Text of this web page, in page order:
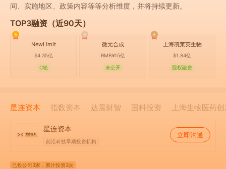
间、实施地区、政策内容等等分析维度，并将持续更新。
TOP3融资（近90天）
NewLimit
$4.35亿
C轮
微元合成
RMB¥15亿
未公开
上海凯莱英生物
$1.84亿
股权融资
星连资本 指数资本 达晨财智 国科投资 上海生物医药
星连资本
前沿科技早期投资机构
立即沟通
已投公司3家 ，累计投资3次